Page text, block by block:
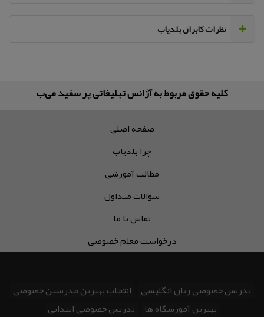
نظرات کابران بلدیاب
کلیه حقوق مربوط به آژانس تبلیغاتی پر سفید می‌باشد
صفحه اصلی
چرا بلدیاب
مطالب آموزشی
سوالات متداول
تماس با ما
درخواست معلم خصوصی
تدریس خصوصی زبان انگلیسی انتخاب بهترین مدرسین خصوصی
بهترین آموزشگاه ها
تدریس خصوصی ابتدایی